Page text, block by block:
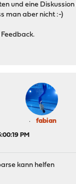
und eine
man aber nicht :-)
fabian
PM
kann helfen